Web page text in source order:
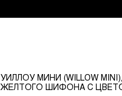
УИЛЛОУ МИНИ (WILLOW
ЖЕЛТОГО ШИФОНА С